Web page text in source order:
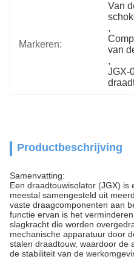
Markeren:
Van
,
van
,
JGX-
Productbeschrijving
Samenvatting:
Een draadtouwisolator (JGX) is
meestal samengesteld uit
vaste draagcomponenten aan
functie ervan is het
slagkracht die worden
mechanische apparatuur door
stalen draadtouw, waardoor de
de stabiliteit van de